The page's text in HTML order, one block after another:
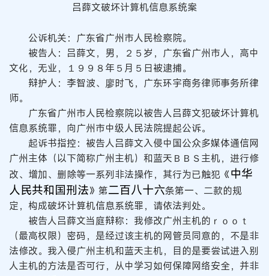
吕薛文破坏计算机信息系统案
公诉机关：广东省广州市人民检察院。
被告人：吕薛文，男，２５岁，广东省广州市人，高中
文化，无业，１９９８年５月５日被逮捕。
辩护人：李智波、廖时飞，广东环宇商务律师事务所律
师。
广东省广州市人民检察院以被告人吕薛文犯破坏计算机
信息系统罪，向广州市中级人民法院提起公诉。
起诉书指控：被告人吕薛文入侵中国公众多媒体通信网
广州主体（以下简称广州主机）和蓝天ＢＢＳ主机，进行修
改、增加、删除等一系列非法操作，其行为已触犯《中华
人民共和国刑法》第二百八十六条第一、二款的规
定，构成破坏计算机信息系统罪，请依法判处。
被告人吕薛文当庭辩称：我修改广州主机的ｒｏｏｔ
（最高权限）密码，是经过该主机的网管员同意的，不是非
法修改。我入侵广州主机和蓝天主机，目的是要尝试进入别
人主机的方法是否可行，从中学习如何保障网络安全，并非